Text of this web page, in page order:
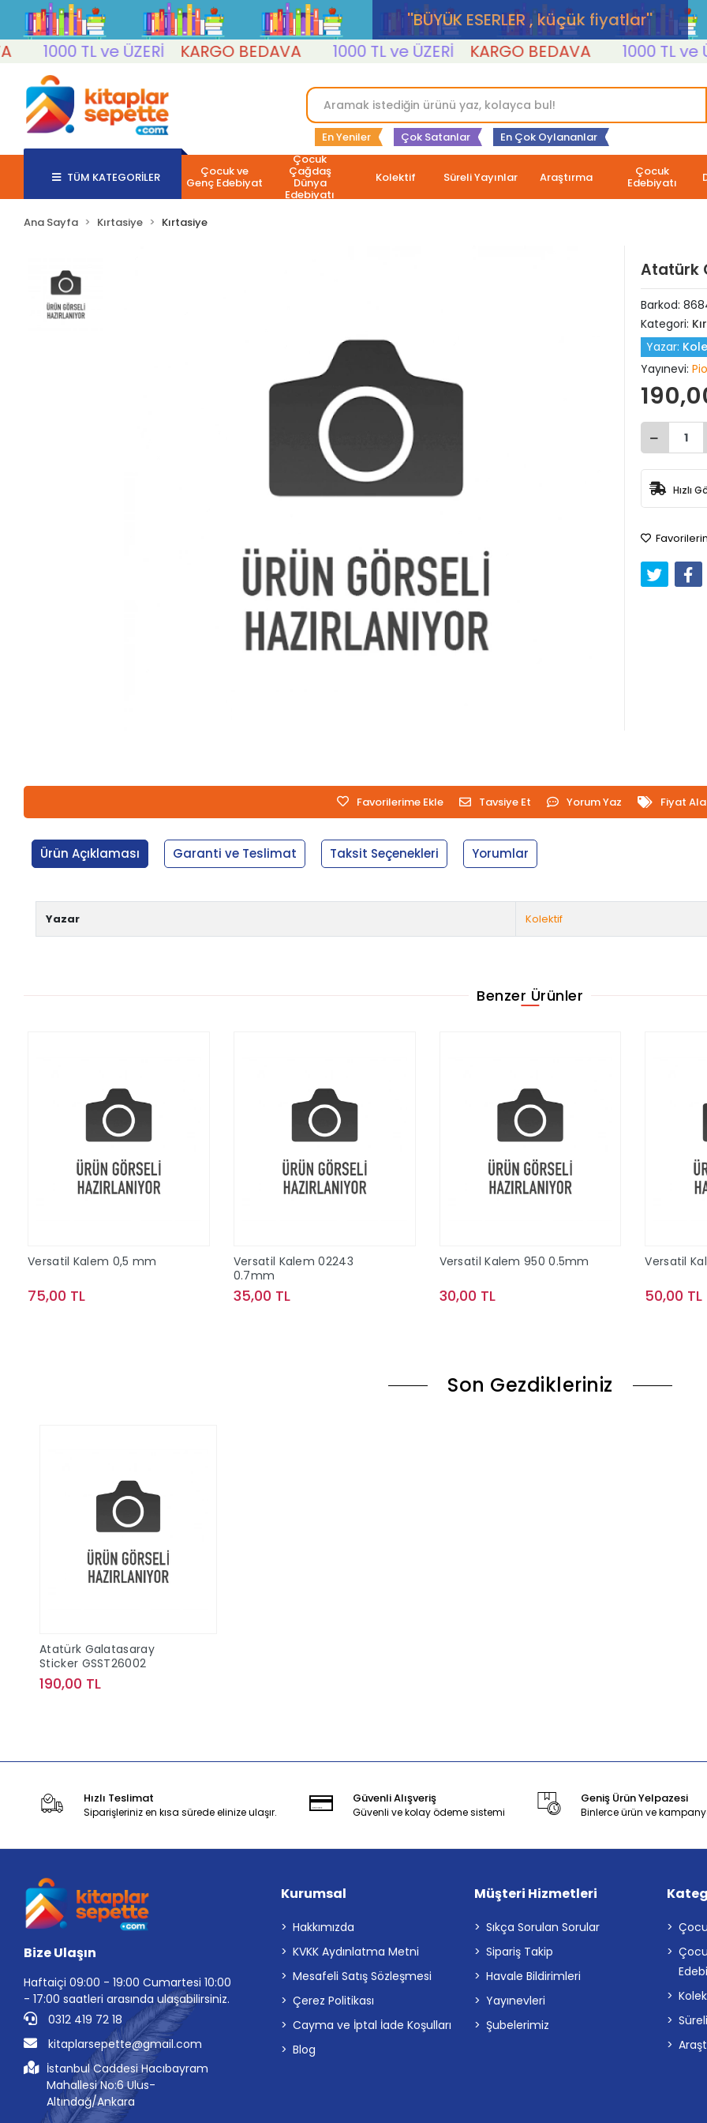
''BÜYÜK ESERLER , küçük fiyatlar''
1000 TL ve ÜZERİ
KARGO BEDAVA 1000 TL ve ÜZERİ KARGO BEDAVA 1000 TL ve
En Yeniler Çok Satanlar En Çok Oylananlar
TÜM KATEGORİLER Çocuk ve
Genç Edebiyat
Çocuk
Çağdaş
Dünya
Edebiyatı
Kolektif Süreli Yayınlar Araştırma Çocuk
Edebiyatı
Ana Sayfa Kırtasiye Kırtasiye
Atatürk
Barkod:
Kategori:
Yazar:
Yayınevi:
Hızlı
Favorilerime Ekle Tavsiye Et Yorum Yaz Fiyat
Ürün Açıklaması Garanti ve Teslimat Taksit Seçenekleri Yorumlar
Yazar Kolektif
Benzer Ürünler
Versatil Kalem 0,5 mm
75,00 TL
Versatil Kalem 02243
0.7mm
35,00 TL
Versatil Kalem 950 0.5mm
30,00 TL
Versatil
50,00 TL
Son Gezdikleriniz
Atatürk Galatasaray
Sticker GSST26002
190,00 TL
Hızlı Teslimat
Siparişleriniz en kısa sürede elinize ulaşır.
Güvenli Alışveriş
Güvenli ve kolay ödeme sistemi
Geniş Ürün Yelpazesi
Binlerce ürün ve
Bize Ulaşın
Haftaiçi 09:00 - 19:00 Cumartesi 10:00
- 17:00 saatleri arasında ulaşabilirsiniz.
0312 419 72 18
kitaplarsepette@gmail.com
İstanbul Caddesi Hacıbayram
Mahallesi No:6 Ulus-
Altındağ/Ankara
Kurumsal
Hakkımızda
KVKK Aydınlatma Metni
Mesafeli Satış Sözleşmesi
Çerez Politikası
Cayma ve İptal İade Koşulları
Blog
Müşteri Hizmetleri
Sıkça Sorulan Sorular
Sipariş Takip
Havale Bildirimleri
Yayınevleri
Şubelerimiz